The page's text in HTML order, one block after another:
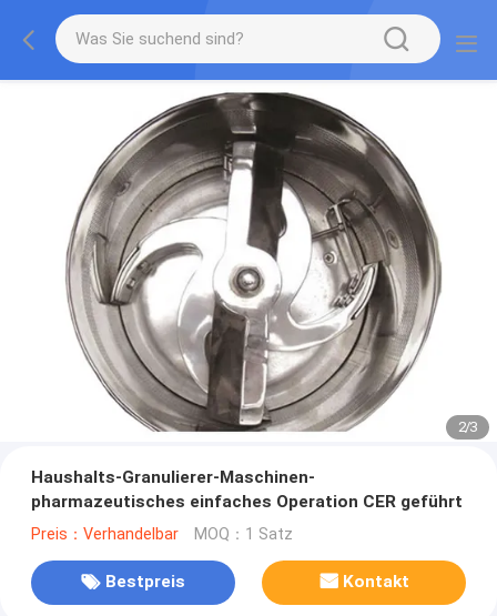
2/3
Haushalts-Granulierer-Maschinen-
pharmazeutisches einfaches Operation CER geführt
Preis：Verhandelbar MOQ：1 Satz
Bestpreis Kontakt